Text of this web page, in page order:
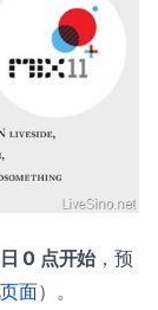
0 点开始，预
面）。